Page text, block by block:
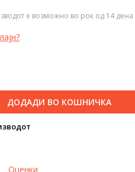
е возможно во рок од 14 дена
ДОДАДИ ВО КОШНИЧКА
Оценки